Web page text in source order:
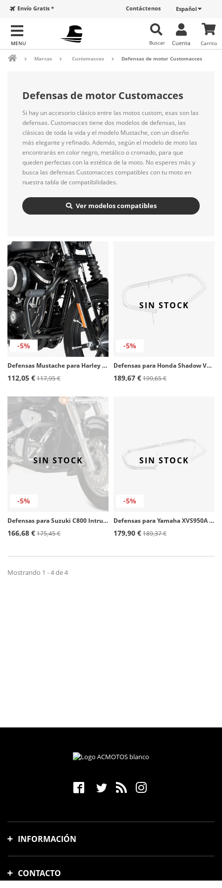
Español
Contáctenos
Envío Gratis *
Carrito
Cuenta
Buscar
Marcas Customacces Defensas de motor Customacces
Defensas de motor Customacces
Si hay un accesorio clásico entre las motos custom, esas son las
defensas. Customacces tiene dos modelos de defensas, las
clásicas de toda la vida y el modelo Mustache, con un diseño
más elegante y refinado. Además, según el modelo de moto las
encontrarás en color negro, metálico o cromado, para que
queden perfectas con la estética de la moto. No esperes más y
busca las defensas Customacces compatibles con tu moto en
nuestra tabla de compatibilidades.
Ver modelos compatibles
-5%
Defensas Mustache para Harley Davidson Sportster 1200/883 color Negro de Customacces
112,05 €117,95 €
-5%
SIN STOCK
Defensas para Honda Shadow VT 125/750 color Acero de Customacces
189,67 €199,65 €
-5%
SIN STOCK
Defensas para Suzuki C800 Intruder color Negro de Customacces
166,68 €175,45 €
-5%
SIN STOCK
Defensas para Yamaha XVS950A Midnight Star color Acero de Customacces
179,90 €189,37 €
Mostrando 1 - 4 de 4
INFORMACIÓN
Formas de pago
CONTACTO